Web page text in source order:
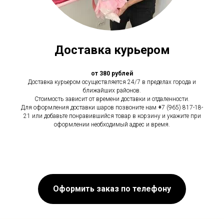
Доставка курьером
от 380 рублей
Доставка курьером осуществляется 24/7 в пределах города и
ближайших районов.
Стоимость зависит от времени доставки и отдаленности.
Для оформления доставки шаров позвоните нам +7 (965) 817-18-
21 или добавьте понравившийся товар в корзину и укажите при
оформлении необходимый адрес и время.
Оформить заказ по телефону